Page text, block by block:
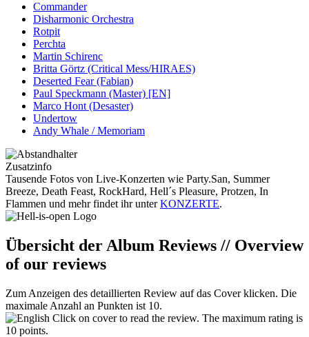
Commander
Disharmonic Orchestra
Rotpit
Perchta
Martin Schirenc
Britta Görtz (Critical Mess/HIRAES)
Deserted Fear (Fabian)
Paul Speckmann (Master) [EN]
Marco Hont (Desaster)
Undertow
Andy Whale / Memoriam
Zusatzinfo
Tausende Fotos von Live-Konzerten wie Party.San, Summer
Breeze, Death Feast, RockHard, Hell´s Pleasure, Protzen, In
Flammen und mehr findet ihr unterKONZERTE.
Übersicht der Album Reviews // Overview
of our reviews
Zum Anzeigen des detaillierten Review auf das Cover klicken. Die
maximale Anzahl an Punkten ist 10.
Click on cover to read the review. The maximum rating is
10 points.